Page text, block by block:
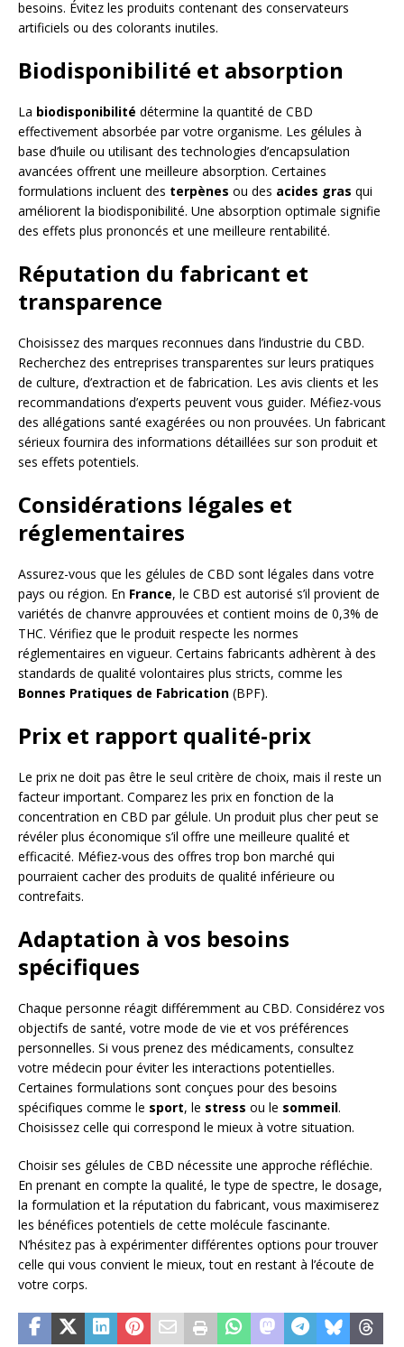
besoins. Évitez les produits contenant des conservateurs
artificiels ou des colorants inutiles.
Biodisponibilité et absorption
La biodisponibilité détermine la quantité de CBD
effectivement absorbée par votre organisme. Les gélules à
base d’huile ou utilisant des technologies d’encapsulation
avancées offrent une meilleure absorption. Certaines
formulations incluent des terpènes ou des acides gras qui
améliorent la biodisponibilité. Une absorption optimale signifie
des effets plus prononcés et une meilleure rentabilité.
Réputation du fabricant et
transparence
Choisissez des marques reconnues dans l’industrie du CBD.
Recherchez des entreprises transparentes sur leurs pratiques
de culture, d’extraction et de fabrication. Les avis clients et les
recommandations d’experts peuvent vous guider. Méfiez-vous
des allégations santé exagérées ou non prouvées. Un fabricant
sérieux fournira des informations détaillées sur son produit et
ses effets potentiels.
Considérations légales et
réglementaires
Assurez-vous que les gélules de CBD sont légales dans votre
pays ou région. En France, le CBD est autorisé s’il provient de
variétés de chanvre approuvées et contient moins de 0,3% de
THC. Vérifiez que le produit respecte les normes
réglementaires en vigueur. Certains fabricants adhèrent à des
standards de qualité volontaires plus stricts, comme les
Bonnes Pratiques de Fabrication (BPF).
Prix et rapport qualité-prix
Le prix ne doit pas être le seul critère de choix, mais il reste un
facteur important. Comparez les prix en fonction de la
concentration en CBD par gélule. Un produit plus cher peut se
révéler plus économique s’il offre une meilleure qualité et
efficacité. Méfiez-vous des offres trop bon marché qui
pourraient cacher des produits de qualité inférieure ou
contrefaits.
Adaptation à vos besoins
spécifiques
Chaque personne réagit différemment au CBD. Considérez vos
objectifs de santé, votre mode de vie et vos préférences
personnelles. Si vous prenez des médicaments, consultez
votre médecin pour éviter les interactions potentielles.
Certaines formulations sont conçues pour des besoins
spécifiques comme le sport, le stress ou le sommeil.
Choisissez celle qui correspond le mieux à votre situation.
Choisir ses gélules de CBD nécessite une approche réfléchie.
En prenant en compte la qualité, le type de spectre, le dosage,
la formulation et la réputation du fabricant, vous maximiserez
les bénéfices potentiels de cette molécule fascinante.
N’hésitez pas à expérimenter différentes options pour trouver
celle qui vous convient le mieux, tout en restant à l’écoute de
votre corps.